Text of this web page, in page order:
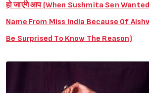
हो जाएंगे आप (When Sushmita Sen
Name From Miss India Because Of
Be Surprised To Know The Reason)